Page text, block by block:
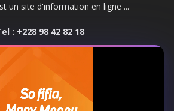
un site d'information en ligne ...
: +228 98 42 82 18
SUIVEZ NOUS